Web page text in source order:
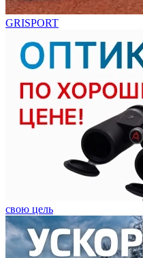
GRISPORT
свою цель